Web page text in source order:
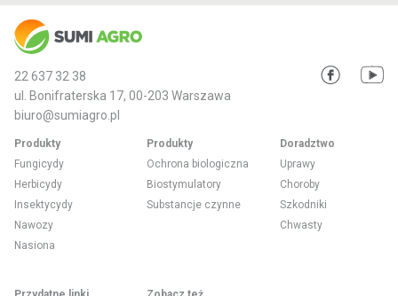
22 637 32 38
ul. Bonifraterska 17, 00-203 Warszawa
biuro@sumiagro.pl
Produkty
Fungicydy
Herbicydy
Insektycydy
Nawozy
Nasiona
Produkty
Ochrona biologiczna
Biostymulatory
Substancje czynne
Doradztwo
Uprawy
Choroby
Szkodniki
Chwasty